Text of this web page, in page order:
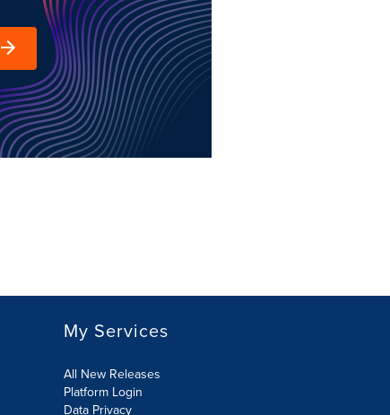
My Services
All New Releases
Platform Login
Data Privacy